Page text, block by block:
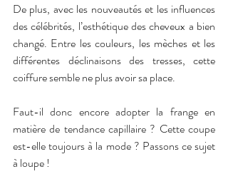
De plus, avec les nouveautés et les influences
des célébrités, l’esthétique des cheveux a bien
changé. Entre les couleurs, les mèches et les
différentes déclinaisons des tresses, cette
coiffure semble ne plus avoir sa place.
Faut-il donc encore adopter la frange en
matière de tendance capillaire ? Cette coupe
est-elle toujours à la mode ? Passons ce sujet
à loupe !